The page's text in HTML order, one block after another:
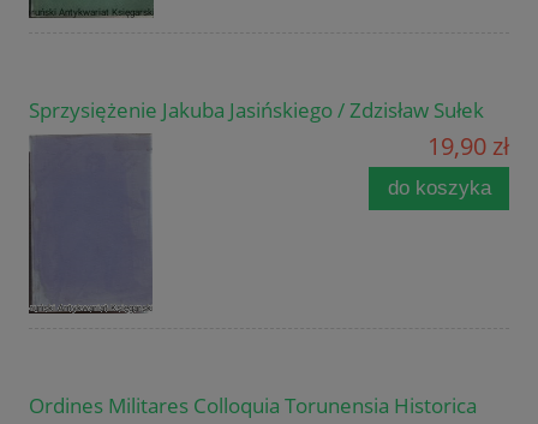
Sprzysiężenie Jakuba Jasińskiego / Zdzisław Sułek
19,90 zł
do koszyka
Ordines Militares Colloquia Torunensia Historica